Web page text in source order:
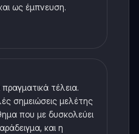
ως έμπνευση.
τέλεια.
σημειώσεις μελέτης
που με δυσκολεύει
και η